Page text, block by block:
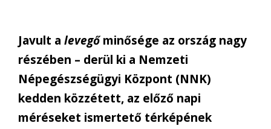
Javult a levegőminősége az ország nagy
részében – derül ki a Nemzeti
Népegészségügyi Központ (NNK)
kedden közzétett, az előző napi
méréseket ismertető térképének